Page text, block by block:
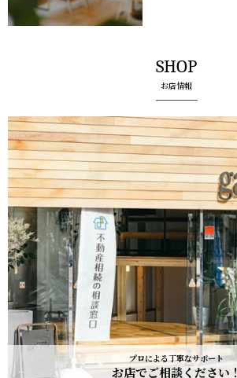
SHOP
お店情報
プロによる丁寧なサポート
お店でご相談ください！